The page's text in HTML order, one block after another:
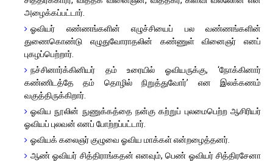
அழைக்கப்பட்டார்.
ஓவியர் எண்ணங்களின் எழுச்சியைப் பல வண்ணங்களின்
துணைகொண்டு எழுதுவோராதலின் கண்ணுள் வினைஞர் எனப்
புகழப்பெற்றார்.
நச்சினார்க்கினியர் தம் உரையில் ஓவியருக்கு, ‘நோக்கினார்
கண்ணிடத்தே தம் தொழில் நிறுத்துவோர்’ என இலக்கணம்
வகுத்திருக்கிறார்.
ஓவிய நூலின் நுணுக்கத்தை நன்கு கற்றுப் புலமைபெற்ற ஆசிரியர்
ஓவியப் புலவன் எனப் போற்றப்பட்டார்.
ஓவியக் கலைஞர் குழுவை ஓவிய மாக்கள் என்றழைத்தனர்.
ஆண் ஓவியர் சித்திராங்கதன் எனவும், பெண் ஓவியர் சித்திரசேனா